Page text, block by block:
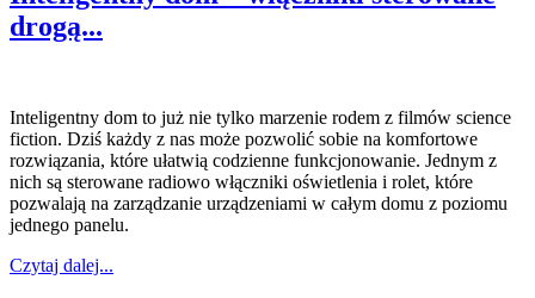
drogą...
Inteligentny dom to już nie tylko marzenie rodem z filmów science
fiction. Dziś każdy z nas może pozwolić sobie na komfortowe
rozwiązania, które ułatwią codzienne funkcjonowanie. Jednym z
nich są sterowane radiowo włączniki oświetlenia i rolet, które
pozwalają na zarządzanie urządzeniami w całym domu z poziomu
jednego panelu.
Czytaj dalej...